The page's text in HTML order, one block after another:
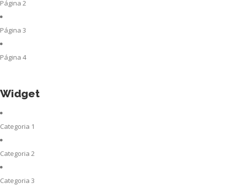
Página 2
Página 3
Página 4
Widget
Categoria 1
Categoria 2
Categoria 3